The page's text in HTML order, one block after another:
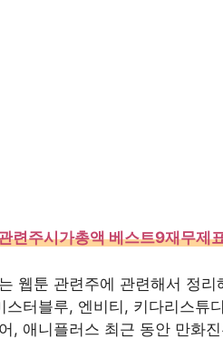
련주시가총액 베스트9재무제
웹툰 관련주에 관련해서 정
스터블루, 엔비티, 키다리스튜
, 애니플러스 최근 동안 만화